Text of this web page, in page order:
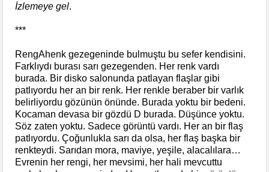
İzlemeye gel.
***
RengAhenk gezegeninde bulmuştu bu sefer kendisini.
Farklıydı burası sarı gezegenden. Her renk vardı
burada. Bir disko salonunda patlayan flaşlar gibi
patlıyordu her an bir renk. Her renkle beraber bir varlık
belirliyordu gözünün önünde. Burada yoktu bir bedeni.
Kocaman devasa bir gözdü D burada. Düşünce yoktu.
Söz zaten yoktu. Sadece görüntü vardı. Her an bir flaş
patlıyordu. Çoğunlukla sarı da olsa, her flaş başka bir
renkteydi. Sarıdan mora, maviye, yeşile, alacalılara…
Evrenin her rengi, her mevsimi, her hali mevcuttu